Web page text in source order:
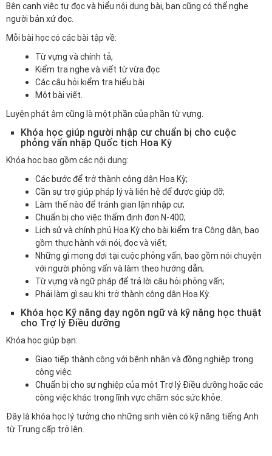
Bên cạnh việc tự đọc và hiểu nội dung bài, bạn cũng có thể nghe
người bản xứ đọc.
Mỗi bài học có các bài tập về:
Từ vựng và chính tả,
Kiểm tra nghe và viết từ vừa đọc
Các câu hỏi kiểm tra hiểu bài
Một bài viết.
Luyện phát âm cũng là một phần của phần từ vựng.
Khóa học giúp người nhập cư chuẩn bị cho cuộc
phỏng vấn nhập Quốc tịch Hoa Kỳ
Khóa học bao gồm các nội dung:
Các bước để trở thành công dân Hoa Kỳ;
Cần sự trợ giúp pháp lý và liên hệ để được giúp đỡ;
Làm thế nào để tránh gian lận nhập cư;
Chuẩn bị cho việc thẩm định đơn N-400;
Lịch sử và chính phủ Hoa Kỳ cho bài kiểm tra Công dân, bao
gồm thực hành với nói, đọc và viết;
Những gì mong đợi tại cuộc phỏng vấn, bao gồm nói chuyện
với người phỏng vấn và làm theo hướng dẫn;
Từ vựng và ngữ pháp để trả lời câu hỏi phỏng vấn;
Phải làm gì sau khi trở thành công dân Hoa Kỳ.
Khóa học Kỹ năng dạy ngôn ngữ và kỹ năng học thuật
cho Trợ lý Điều dưỡng
Khóa học giúp bạn:
Giao tiếp thành công với bệnh nhân và đồng nghiệp trong
công việc.
Chuẩn bị cho sự nghiệp của một Trợ lý Điều dưỡng hoặc các
công việc khác trong lĩnh vực chăm sóc sức khỏe.
Đây là khóa học lý tưởng cho những sinh viên có kỹ năng tiếng Anh
từ Trung cấp trở lên.